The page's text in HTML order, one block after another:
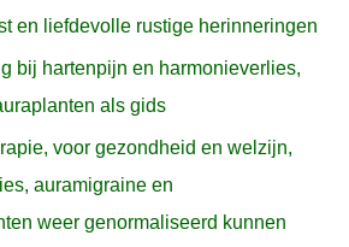
en liefdevolle rustige herinneringen
bij hartenpijn en harmonieverlies,
als gids
voor gezondheid en welzijn,
auramigraine en
weer genormaliseerd kunnen